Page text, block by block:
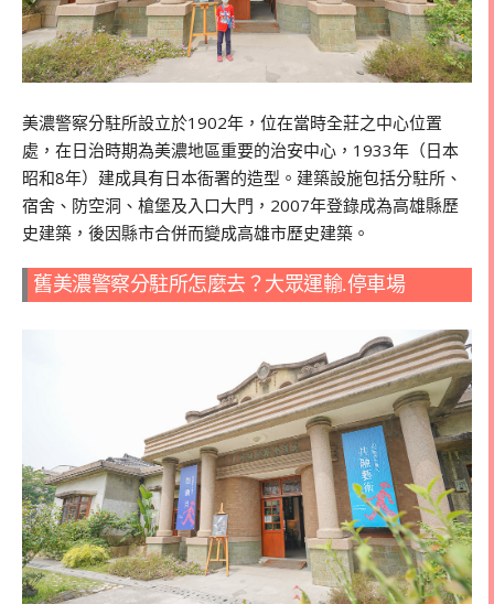
美濃警察分駐所設立於1902年，位在當時全莊之中心位置
處，在日治時期為美濃地區重要的治安中心，1933年（日本
昭和8年）建成具有日本衙署的造型。建築設施包括分駐所、
宿舍、防空洞、槍堡及入口大門，2007年登錄成為高雄縣歷
史建築，後因縣市合併而變成高雄市歷史建築。
舊美濃警察分駐所怎麼去？大眾運輸.停車場